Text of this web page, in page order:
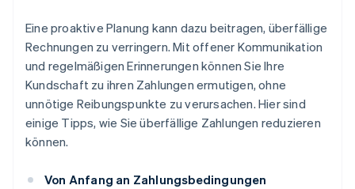
Eine proaktive Planung kann dazu beitragen, überfällige
Rechnungen zu verringern. Mit offener Kommunikation
und regelmäßigen Erinnerungen können Sie Ihre
Kundschaft zu ihren Zahlungen ermutigen, ohne
unnötige Reibungspunkte zu verursachen. Hier sind
einige Tipps, wie Sie überfällige Zahlungen reduzieren
können.
Von Anfang an Zahlungsbedingungen